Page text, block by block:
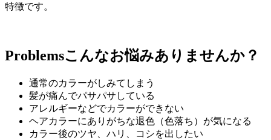
特徴です。
Problemsこんなお悩みありませんか？
通常のカラーがしみてしまう
髪が痛んでパサパサしている
アレルギーなどでカラーができない
ヘアカラーにありがちな退色（色落ち）が気になる
カラー後のツヤ、ハリ、コシを出したい